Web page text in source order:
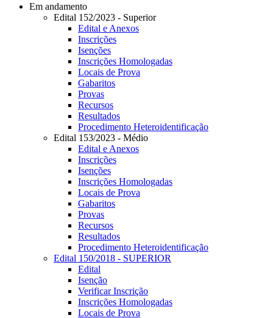
Em andamento
Edital 152/2023 - Superior
Edital e Anexos
Inscrições
Isenções
Inscrições Homologadas
Locais de Prova
Gabaritos
Provas
Recursos
Resultados
Procedimento Heteroidentificação
Edital 153/2023 - Médio
Edital e Anexos
Inscrições
Isenções
Inscrições Homologadas
Locais de Prova
Gabaritos
Provas
Recursos
Resultados
Procedimento Heteroidentificação
Edital 150/2018 - SUPERIOR
Edital
Isenção
Verificar Inscrição
Inscrições Homologadas
Locais de Prova